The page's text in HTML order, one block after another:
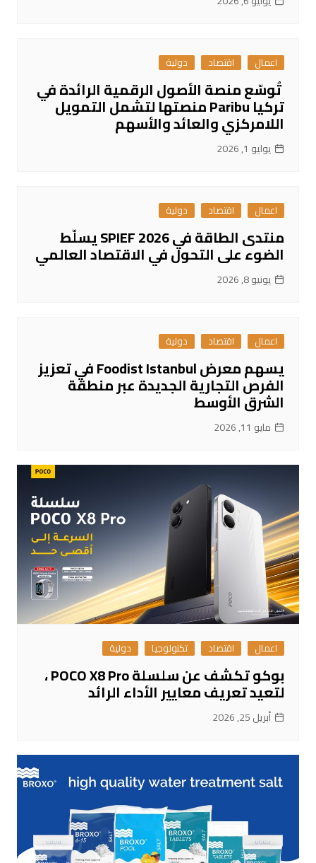
اعمال اقتصاد دولية
تُوسّع منصة الأصول الرقمية الرائدة في
تركيا Paribu منصتها لتشمل التمويل
اللامركزي والعائد والأسهم
يوليو 1, 2026
اعمال اقتصاد دولية
منتدى الطاقة في SPIEF 2026 يسلّط
الضوء على التحول في الاقتصاد العالمي
يونيو 8, 2026
اعمال اقتصاد دولية
يسهم معرض Foodist Istanbul في تعزيز
الفرص التجارية الجديدة عبر منطقة
الشرق الأوسط
مايو 11, 2026
اعمال اقتصاد تكنولوجيا دولية
بوكو تكشف عن سلسلة POCO X8 Pro ،
لتعيد تعريف معايير الأداء الرائد
أبريل 25, 2026